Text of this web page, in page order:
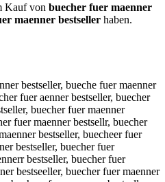
Kauf von buecher fuer maenner
maenner bestseller haben.
buecher fuer maenner bestsellwr, buecher fuer maenner bestsellsr, buecher fuer maenner bestselldr, buecher fuer maenner bestsellfr, buecher fuer maenner bestsellrr, buecher fuer maenner bestsell3r, buecher fuer maenner bestsell4r, buecher fuer maenner bestsellee, buecher fuer maenner bestselled, buecher fuer maenner bestsellef, buecher fuer maenner bestselleg, buecher fuer maenner bestsellet, buecher fuer maenner bestselle4, buecher fuer maenner bestselle5, buecher fuer maenner bestseller, b uecher fuer maenner bestseller, vbuecher fuer maenner bestseller, bvuecher fuer maenner bestseller, fbuecher fuer maenner bestseller, bfuecher fuer maenner bestseller, gbuecher fuer maenner bestseller, bguecher fuer maenner bestseller, hbuecher fuer maenner bestseller, bhuecher fuer maenner bestseller, nbuecher fuer maenner bestseller, bnuecher fuer maenner bestseller, byuecher fuer maenner bestseller, buyecher fuer maenner bestseller, buhecher fuer maenner bestseller, bjuecher fuer maenner bestseller, bujecher fuer maenner bestseller, bkuecher fuer maenner bestseller, bukecher fuer maenner bestseller, biuecher fuer maenner bestseller, buiecher fuer maenner bestseller, b7uecher fuer maenner bestseller, bu7echer fuer maenner bestseller, b8uecher fuer maenner bestseller, bu8echer fuer maenner bestseller, buwecher fuer maenner bestseller, buewcher fuer maenner bestseller, busecher fuer maenner bestseller, buescher fuer maenner bestseller, budecher fuer maenner bestseller, buedcher fuer maenner bestseller, bufecher fuer maenner bestseller, buefcher fuer maenner bestseller, burecher fuer maenner bestseller, buercher fuer maenner bestseller, b